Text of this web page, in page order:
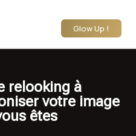
Glow Up !
relooking à
votre image
êtes